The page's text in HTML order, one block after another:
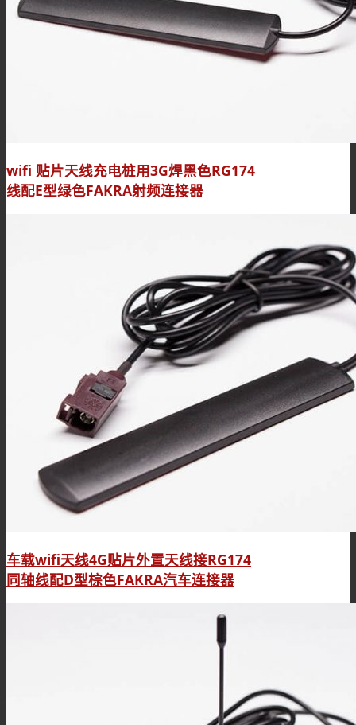
wifi 贴片天线充电桩用3G焊黑色RG174
线配E型绿色FAKRA射频连接器
车载wifi天线4G贴片外置天线接RG174
同轴线配D型棕色FAKRA汽车连接器